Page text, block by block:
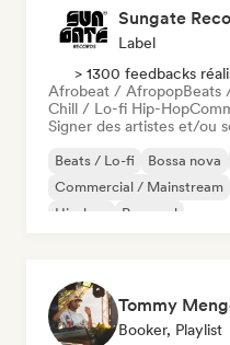
Sungate
Label
> 1300 feedbacks
Afrobeat / AfropopBeats
Chill / Lo-fi Hip-Hop
Signer des artistes et/ou
Beats / Lo-fi Bossa nova
Commercial / Mainstream
Hip-hop
Pop soul
Tommy
Booker, Playlist